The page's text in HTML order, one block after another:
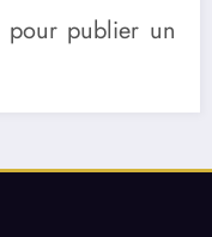
pour publier un